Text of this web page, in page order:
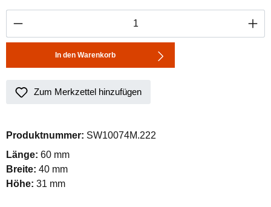
Produkt Anzahl: Gib den gewünschten
In den Warenkorb
Zum Merkzettel hinzufügen
Produktnummer: SW10074M.222
Länge: 60 mm
Breite: 40 mm
Höhe: 31 mm